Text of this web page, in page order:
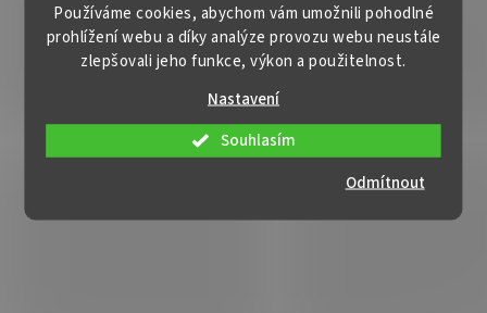
Používáme cookies, abychom vám umožnili pohodlné
prohlížení webu a díky analýze provozu webu neustále
zlepšovali jeho funkce, výkon a použitelnost.
Nastavení
Odmítnout
Souhlasím